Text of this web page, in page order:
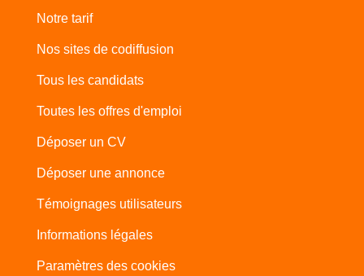
Notre tarif
Nos sites de codiffusion
Tous les candidats
Toutes les offres d'emploi
Déposer un CV
Déposer une annonce
Témoignages utilisateurs
Informations légales
Paramètres des cookies